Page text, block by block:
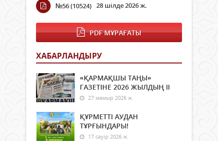
№56 (10524) 28 шілде 2026 ж.
PDF МҰРАҒАТЫ
ХАБАРЛАНДЫРУ
«ҚАРМАҚШЫ ТАҢЫ»
ГАЗЕТІНЕ 2026 ЖЫЛДЫҢ ІI
27 мамыр 2026 ж.
ҚҰРМЕТТІ АУДАН
ТҰРҒЫНДАРЫ!
17 сәуір 2026 ж.